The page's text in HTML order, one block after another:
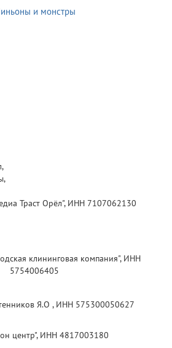
и монстры
Траст Орёл", ИНН 7107062130
клининговая компания", ИНН
5754006405
Я.О , ИНН 575300050627
центр", ИНН 4817003180